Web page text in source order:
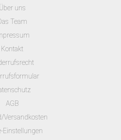
Über uns
Team
Kontakt
AGB
Versandkosten
Einstellungen